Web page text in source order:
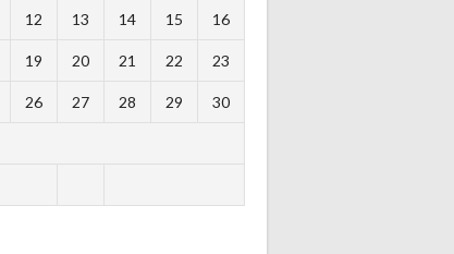
12 13 14 15 16
19 20 21 22 23
26 27 28 29 30